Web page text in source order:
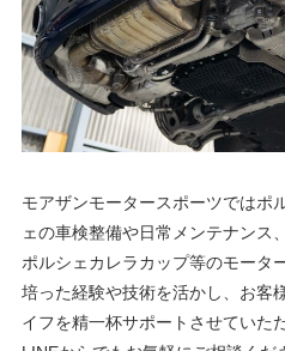
モアザンモータースポーツではポ
ェの車検整備や日常メンテナンス
ポルシェカレラカップ等のモータ
培った経験や技術を活かし、お客
イフを精一杯サポートさせていた